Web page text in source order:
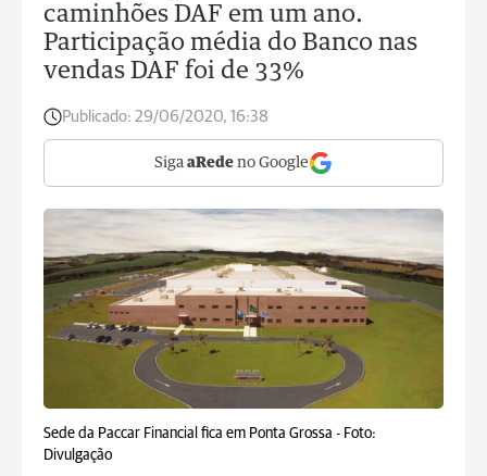
caminhões DAF em um ano.
Participação média do Banco nas
vendas DAF foi de 33%
Publicado: 29/06/2020, 16:38
Siga aRede no Google
Sede da Paccar Financial fica em Ponta Grossa - Foto:
Divulgação